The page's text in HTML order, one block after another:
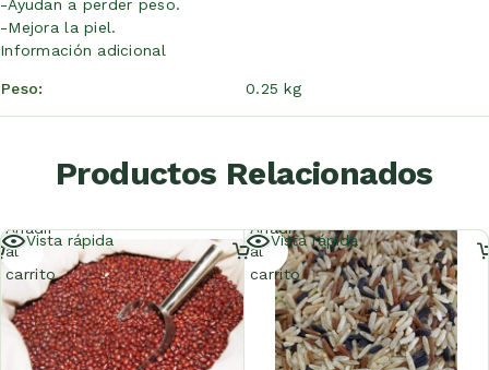
-Ayudan a perder peso.
-Mejora la piel.
Información adicional
Peso 0.25 kg
Productos Relacionados
Vista rápida
Añadir
al
carrito
Vista rápida
Añadir
al
carrito